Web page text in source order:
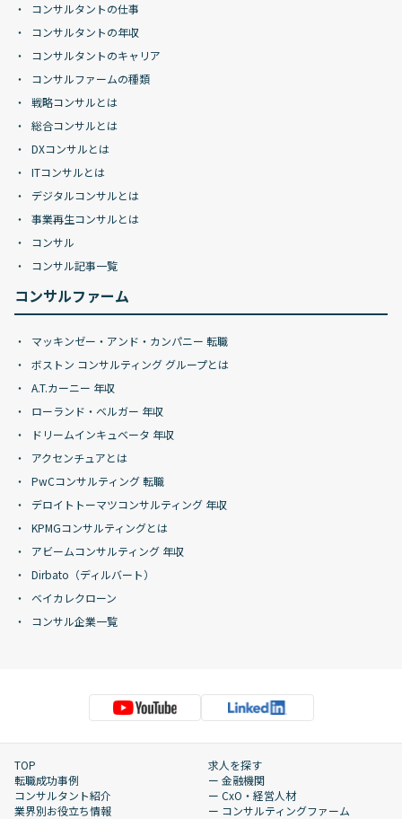
コンサルタントの仕事
コンサルタントの年収
コンサルタントのキャリア
コンサルファームの種類
戦略コンサルとは
総合コンサルとは
DXコンサルとは
ITコンサルとは
デジタルコンサルとは
事業再生コンサルとは
コンサル
コンサル記事一覧
コンサルファーム
マッキンゼー・アンド・カンパニー 転職
ボストン コンサルティング グループとは
A.T.カーニー 年収
ローランド・ベルガー 年収
ドリームインキュベータ 年収
アクセンチュアとは
PwCコンサルティング 転職
デロイトトーマツコンサルティング 年収
KPMGコンサルティングとは
アビームコンサルティング 年収
Dirbato（ディルバート）
ベイカレクローン
コンサル企業一覧
TOP
転職成功事例
コンサルタント紹介
業界別お役立ち情報
求人を探す
ー 金融機関
ー CxO・経営人材
ー コンサルティングファーム